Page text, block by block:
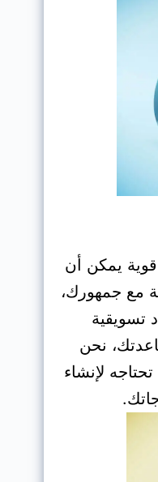
قوية يمكن أن
مع جمهورك،
تسويقية
نحن
لإنشاء